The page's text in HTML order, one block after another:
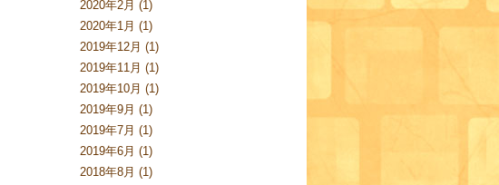
2020年2月 (1)
2020年1月 (1)
2019年12月 (1)
2019年11月 (1)
2019年10月 (1)
2019年9月 (1)
2019年7月 (1)
2019年6月 (1)
2018年8月 (1)